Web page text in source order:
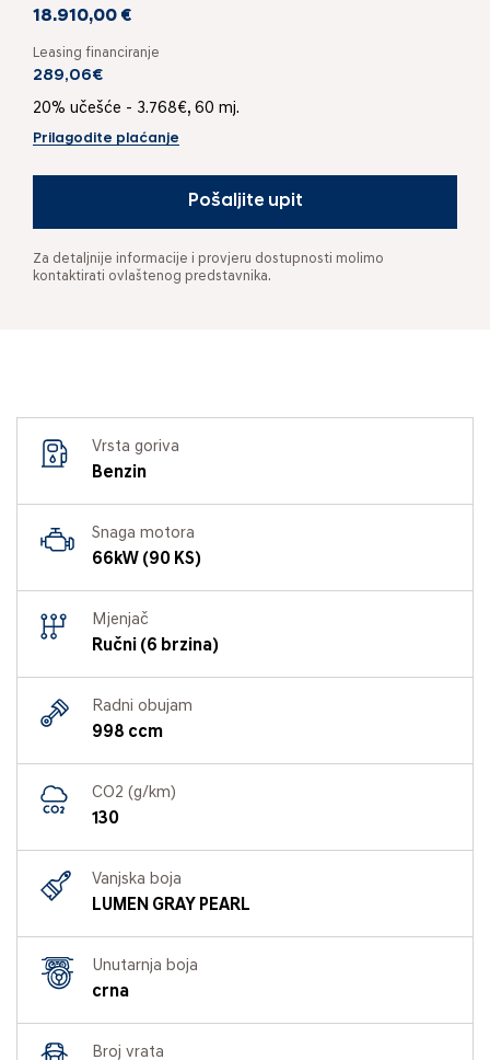
18.910,00 €
Leasing financiranje
289,06€
20% učešće - 3.768€, 60 mj.
Prilagodite plaćanje
Pošaljite upit
Za detaljnije informacije i provjeru dostupnosti molimo
kontaktirati ovlaštenog predstavnika.
Vrsta goriva
Benzin
Snaga motora
66kW (90 KS)
Mjenjač
Ručni (6 brzina)
Radni obujam
998 ccm
CO2 (g/km)
130
Vanjska boja
LUMEN GRAY PEARL
Unutarnja boja
crna
Broj vrata